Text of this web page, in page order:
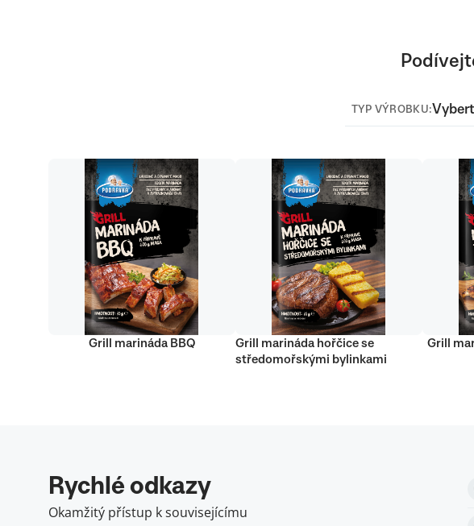
TYP VÝROBKU:
Grill marináda BBQ
Grill marináda hořčice se
středomořskými bylinkami
Grill
Rychlé odkazy
Okamžitý přístup k souvisejícímu